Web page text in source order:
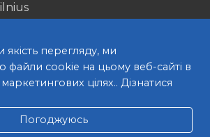
перегляду, ми
файли cookie на цьому веб-сайті в
цілях.. Дізнатися
Погоджуюсь